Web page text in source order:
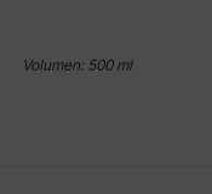
Volumen: 500 ml